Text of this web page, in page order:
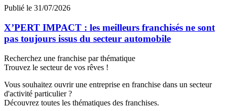
Publié le 31/07/2026
X’PERT IMPACT : les meilleurs franchisés ne sont
pas toujours issus du secteur automobile
Recherchez une franchise par thématique
Trouvez le secteur de vos rêves !
Vous souhaitez ouvrir une entreprise en franchise dans un secteur
d'activité particulier ?
Découvrez toutes les thématiques des franchises.